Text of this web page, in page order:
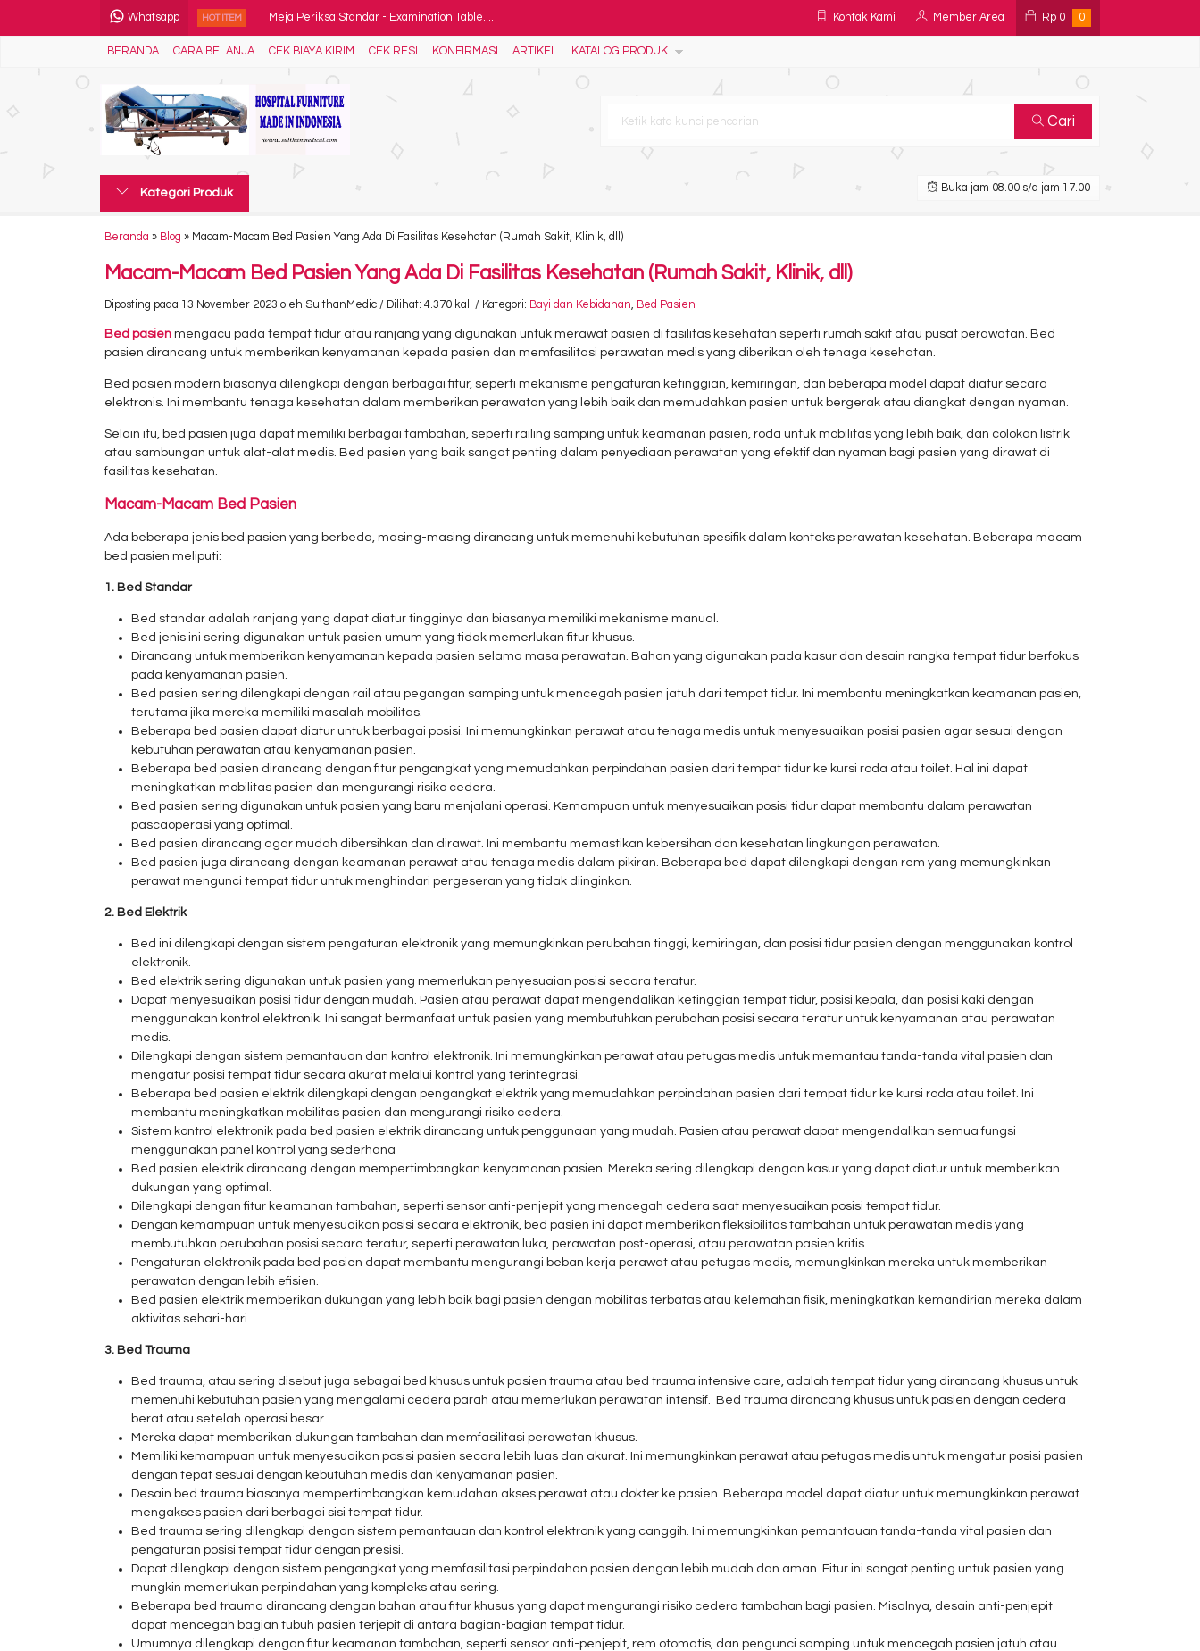
Whatsapp HOT ITEM Meja Periksa Standar - Examination Table....
Lemari Narkotika Besar 2 Pintu....
Troli Emergency Bahan Stainless - Emergency Trolle....
Bed Pasien Anak 1 Engkol....
Lemari Obat 2 Pintu - Medicine Cabinet....
Food Troli dengan Pemanas 16 Susun - Food Trolley ....
Kontak Kami Member Area Rp 0 0
BERANDA CARA BELANJA CEK BIAYA KIRIM CEK RESI KONFIRMASI ARTIKEL KATALOG PRODUK
Cari
Kategori Produk Buka jam 08.00 s/d jam 17.00
Beranda » Blog » Macam-Macam Bed Pasien Yang Ada Di Fasilitas Kesehatan (Rumah Sakit, Klinik, dll)
Macam-Macam Bed Pasien Yang Ada Di Fasilitas Kesehatan (Rumah Sakit, Klinik, dll)
Diposting pada 13 November 2023 oleh SulthanMedic / Dilihat: 4.370 kali / Kategori: Bayi dan Kebidanan, Bed Pasien
Bed pasien mengacu pada tempat tidur atau ranjang yang digunakan untuk merawat pasien di fasilitas kesehatan seperti rumah sakit atau pusat perawatan. Bed
pasien dirancang untuk memberikan kenyamanan kepada pasien dan memfasilitasi perawatan medis yang diberikan oleh tenaga kesehatan.
Bed pasien modern biasanya dilengkapi dengan berbagai fitur, seperti mekanisme pengaturan ketinggian, kemiringan, dan beberapa model dapat diatur secara
elektronis. Ini membantu tenaga kesehatan dalam memberikan perawatan yang lebih baik dan memudahkan pasien untuk bergerak atau diangkat dengan nyaman.
Selain itu, bed pasien juga dapat memiliki berbagai tambahan, seperti railing samping untuk keamanan pasien, roda untuk mobilitas yang lebih baik, dan colokan listrik
atau sambungan untuk alat-alat medis. Bed pasien yang baik sangat penting dalam penyediaan perawatan yang efektif dan nyaman bagi pasien yang dirawat di
fasilitas kesehatan.
Macam-Macam Bed Pasien
Ada beberapa jenis bed pasien yang berbeda, masing-masing dirancang untuk memenuhi kebutuhan spesifik dalam konteks perawatan kesehatan. Beberapa macam
bed pasien meliputi:
1. Bed Standar
Bed standar adalah ranjang yang dapat diatur tingginya dan biasanya memiliki mekanisme manual.
Bed jenis ini sering digunakan untuk pasien umum yang tidak memerlukan fitur khusus.
Dirancang untuk memberikan kenyamanan kepada pasien selama masa perawatan. Bahan yang digunakan pada kasur dan desain rangka tempat tidur berfokus
pada kenyamanan pasien.
Bed pasien sering dilengkapi dengan rail atau pegangan samping untuk mencegah pasien jatuh dari tempat tidur. Ini membantu meningkatkan keamanan pasien,
terutama jika mereka memiliki masalah mobilitas.
Beberapa bed pasien dapat diatur untuk berbagai posisi. Ini memungkinkan perawat atau tenaga medis untuk menyesuaikan posisi pasien agar sesuai dengan
kebutuhan perawatan atau kenyamanan pasien.
Beberapa bed pasien dirancang dengan fitur pengangkat yang memudahkan perpindahan pasien dari tempat tidur ke kursi roda atau toilet. Hal ini dapat
meningkatkan mobilitas pasien dan mengurangi risiko cedera.
Bed pasien sering digunakan untuk pasien yang baru menjalani operasi. Kemampuan untuk menyesuaikan posisi tidur dapat membantu dalam perawatan
pascaoperasi yang optimal.
Bed pasien dirancang agar mudah dibersihkan dan dirawat. Ini membantu memastikan kebersihan dan kesehatan lingkungan perawatan.
Bed pasien juga dirancang dengan keamanan perawat atau tenaga medis dalam pikiran. Beberapa bed dapat dilengkapi dengan rem yang memungkinkan
perawat mengunci tempat tidur untuk menghindari pergeseran yang tidak diinginkan.
2. Bed Elektrik
Bed ini dilengkapi dengan sistem pengaturan elektronik yang memungkinkan perubahan tinggi, kemiringan, dan posisi tidur pasien dengan menggunakan kontrol
elektronik.
Bed elektrik sering digunakan untuk pasien yang memerlukan penyesuaian posisi secara teratur.
Dapat menyesuaikan posisi tidur dengan mudah. Pasien atau perawat dapat mengendalikan ketinggian tempat tidur, posisi kepala, dan posisi kaki dengan
menggunakan kontrol elektronik. Ini sangat bermanfaat untuk pasien yang membutuhkan perubahan posisi secara teratur untuk kenyamanan atau perawatan
medis.
Dilengkapi dengan sistem pemantauan dan kontrol elektronik. Ini memungkinkan perawat atau petugas medis untuk memantau tanda-tanda vital pasien dan
mengatur posisi tempat tidur secara akurat melalui kontrol yang terintegrasi.
Beberapa bed pasien elektrik dilengkapi dengan pengangkat elektrik yang memudahkan perpindahan pasien dari tempat tidur ke kursi roda atau toilet. Ini
membantu meningkatkan mobilitas pasien dan mengurangi risiko cedera.
Sistem kontrol elektronik pada bed pasien elektrik dirancang untuk penggunaan yang mudah. Pasien atau perawat dapat mengendalikan semua fungsi
menggunakan panel kontrol yang sederhana
Bed pasien elektrik dirancang dengan mempertimbangkan kenyamanan pasien. Mereka sering dilengkapi dengan kasur yang dapat diatur untuk memberikan
dukungan yang optimal.
Dilengkapi dengan fitur keamanan tambahan, seperti sensor anti-penjepit yang mencegah cedera saat menyesuaikan posisi tempat tidur.
Dengan kemampuan untuk menyesuaikan posisi secara elektronik, bed pasien ini dapat memberikan fleksibilitas tambahan untuk perawatan medis yang
membutuhkan perubahan posisi secara teratur, seperti perawatan luka, perawatan post-operasi, atau perawatan pasien kritis.
Pengaturan elektronik pada bed pasien dapat membantu mengurangi beban kerja perawat atau petugas medis, memungkinkan mereka untuk memberikan
perawatan dengan lebih efisien.
Bed pasien elektrik memberikan dukungan yang lebih baik bagi pasien dengan mobilitas terbatas atau kelemahan fisik, meningkatkan kemandirian mereka dalam
aktivitas sehari-hari.
3. Bed Trauma
Bed trauma, atau sering disebut juga sebagai bed khusus untuk pasien trauma atau bed trauma intensive care, adalah tempat tidur yang dirancang khusus untuk
memenuhi kebutuhan pasien yang mengalami cedera parah atau memerlukan perawatan intensif. Bed trauma dirancang khusus untuk pasien dengan cedera
berat atau setelah operasi besar.
Mereka dapat memberikan dukungan tambahan dan memfasilitasi perawatan khusus.
Memiliki kemampuan untuk menyesuaikan posisi pasien secara lebih luas dan akurat. Ini memungkinkan perawat atau petugas medis untuk mengatur posisi pasien
dengan tepat sesuai dengan kebutuhan medis dan kenyamanan pasien.
Desain bed trauma biasanya mempertimbangkan kemudahan akses perawat atau dokter ke pasien. Beberapa model dapat diatur untuk memungkinkan perawat
mengakses pasien dari berbagai sisi tempat tidur.
Bed trauma sering dilengkapi dengan sistem pemantauan dan kontrol elektronik yang canggih. Ini memungkinkan pemantauan tanda-tanda vital pasien dan
pengaturan posisi tempat tidur dengan presisi.
Dapat dilengkapi dengan sistem pengangkat yang memfasilitasi perpindahan pasien dengan lebih mudah dan aman. Fitur ini sangat penting untuk pasien yang
mungkin memerlukan perpindahan yang kompleks atau sering.
Beberapa bed trauma dirancang dengan bahan atau fitur khusus yang dapat mengurangi risiko cedera tambahan bagi pasien. Misalnya, desain anti-penjepit
dapat mencegah bagian tubuh pasien terjepit di antara bagian-bagian tempat tidur.
Umumnya dilengkapi dengan fitur keamanan tambahan, seperti sensor anti-penjepit, rem otomatis, dan pengunci samping untuk mencegah pasien jatuh atau